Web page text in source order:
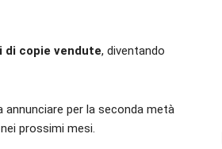
di copie vendute, diventando
per la seconda metà
prossimi mesi.